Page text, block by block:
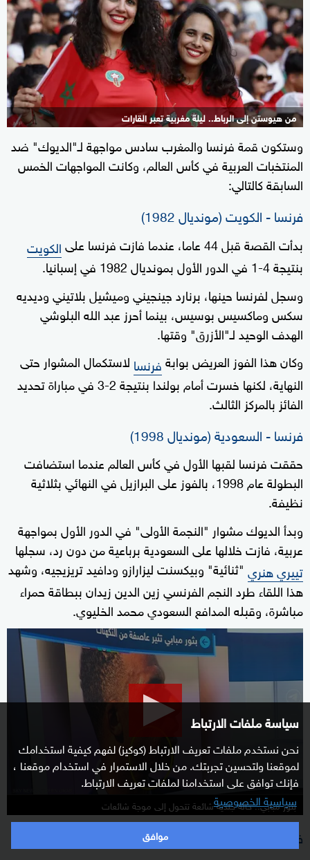
سياسة ملفات الارتباط
نحن نستخدم ملفات تعريف الارتباط (كوكيز) لفهم كيفية استخدامك
لموقعنا ولتحسين تجربتك. من خلال الاستمرار في استخدام موقعنا ،
فإنك توافق على استخدامنا لملفات تعريف الارتباط.
سياسية الخصوصية
موافق
من هيوستن إلى الرباط.. ليلة مغربية تعبر القارات
1+
وستكون قمة فرنسا والمغرب سادس مواجهة لـ"الديوك" ضد
المنتخبات العربية في كأس العالم، وكانت المواجهات الخمس
السابقة كالتالي:
فرنسا - الكويت (مونديال 1982)
بدأت القصة قبل 44 عاما، عندما فازت فرنسا على
الكويت
بنتيجة 4-1 في الدور الأول بمونديال 1982 في إسبانيا.
وسجل لفرنسا حينها، برنارد جينجيني وميشيل بلاتيني وديديه
سكس وماكسيس بوسيس، بينما أحرز عبد الله البلوشي
الهدف الوحيد لـ"الأزرق" وقتها.
وكان هذا الفوز العريض بوابةفرنسا لاستكمال المشوار حتى
النهاية، لكنها خسرت أمام بولندا بنتيجة 2-3 في مباراة تحديد
الفائز بالمركز الثالث.
فرنسا - السعودية (مونديال 1998)
حققت فرنسا لقبها الأول في كأس العالم عندما استضافت
البطولة عام 1998، بالفوز على البرازيل في النهائي بثلاثية
نظيفة.
وبدأ الديوك مشوار "النجمة الأولى" في الدور الأول بمواجهة
عربية، فازت خلالها على السعودية برباعية من دون رد، سجلها
تييري هنري "ثنائية" وبيكسنت ليزارازو ودافيد تريزيجيه، وشهد
هذا اللقاء طرد النجم الفرنسي زين الدين زيدان ببطاقة حمراء
مباشرة، وقبله المدافع السعودي محمد الخليوي.
seconds
minutes,
بثور مبابي.. حالة جلدية شائعة تتحول إلى موجة شائعات
فرنسا - تونس، فرنسا - المغرب (مونديال 2022)